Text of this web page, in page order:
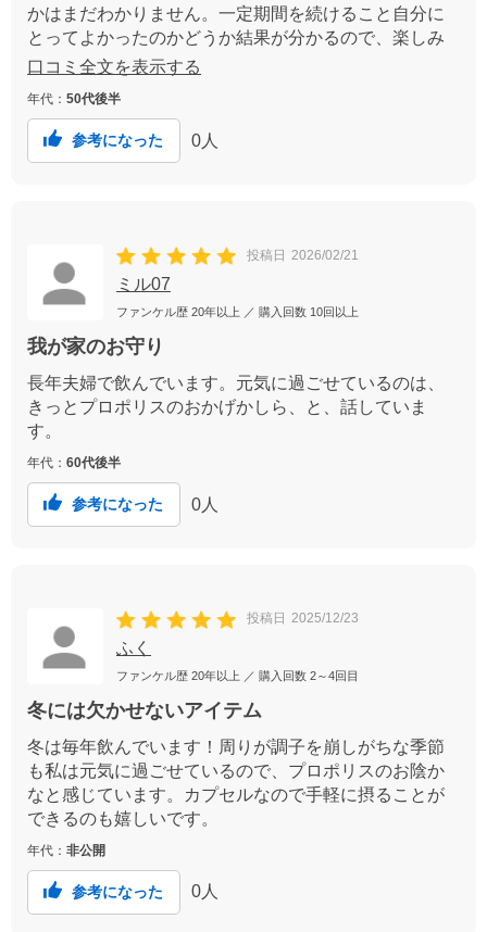
かはまだわかりません。一定期間を続けること自分に
とってよかったのかどうか結果が分かるので、楽しみ
にしばらくは続けてみます。
口コミ全文を表示する
年代： 50代後半
参考になった 0 人
投稿日 2026/02/21
ミル07
ファンケル歴 20年以上 ／ 購入回数 10回以上
我が家のお守り
長年夫婦で飲んでいます。元気に過ごせているのは、
きっとプロポリスのおかげかしら、と、話していま
す。
年代： 60代後半
参考になった 0 人
投稿日 2025/12/23
ふく
ファンケル歴 20年以上 ／ 購入回数 2～4回目
冬には欠かせないアイテム
冬は毎年飲んでいます！周りが調子を崩しがちな季節
も私は元気に過ごせているので、プロポリスのお陰か
なと感じています。カプセルなので手軽に摂ることが
できるのも嬉しいです。
年代： 非公開
参考になった 0人